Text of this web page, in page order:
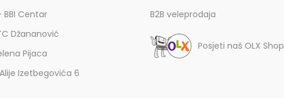
BBI Centar
Džananović
Pijaca
Izetbegovića 6
B2B veleprodaja
Posjeti naš OLX Shop